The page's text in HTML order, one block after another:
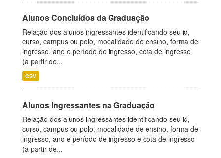
Alunos Concluídos da Graduação
Relação dos alunos ingressantes identificando seu id,
curso, campus ou polo, modalidade de ensino, forma de
ingresso, ano e período de ingresso, cota de ingresso
(a partir de...
CSV
Alunos Ingressantes na Graduação
Relação dos alunos ingressantes identificando seu id,
curso, campus ou polo, modalidade de ensino, forma de
ingresso, ano e período de ingresso e cota de ingresso
(a partir de...